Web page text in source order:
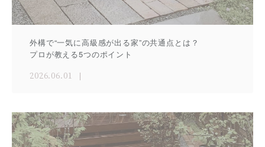
外構で“一気に高級感が出る家”の共通点とは？
プロが教える5つのポイント
2026.06.01